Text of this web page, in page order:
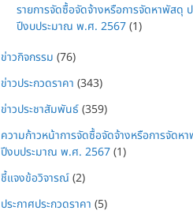
รายการจัดซื้อจัดจ้างหรือการจัดหาพัสดุ ป
ปีงบประมาณ พ.ศ. 2567(1)
ข่าวกิจกรรม (76)
ข่าวประกวดราคา (343)
ข่าวประชาสัมพันธ์(359)
ความก้าวหน้าการจัดซื้อจัดจ้างหรือการจัดหา
ปีงบประมาณ พ.ศ. 2567(1)
ชี้แจงข้อวิจารณ์(2)
ประกาศประกวดราคา (5)